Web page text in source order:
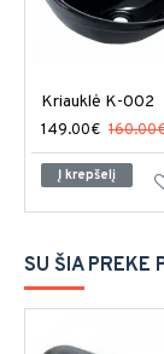
Kriauklė K-002
149.00€
Į krepšelį
SU ŠIA PREKE